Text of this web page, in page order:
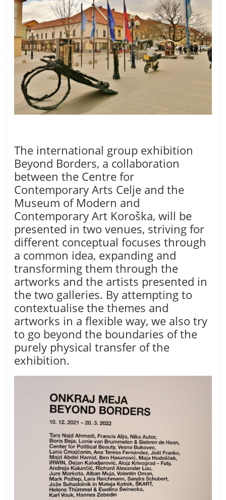
The international group exhibition
Beyond Borders, a collaboration
between the Centre for
Contemporary Arts Celje and the
Museum of Modern and
Contemporary Art Koroška, will be
presented in two venues, striving for
different conceptual focuses through
a common idea, expanding and
transforming them through the
artworks and the artists presented in
the two galleries. By attempting to
contextualise the themes and
artworks in a flexible way, we also try
to go beyond the boundaries of the
purely physical transfer of the
exhibition.